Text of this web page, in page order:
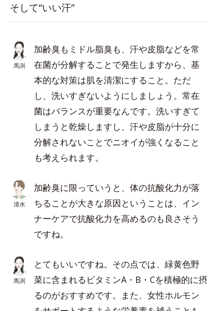
そして“いい汗”
馬渕
加齢臭もミドル脂臭も、汗や皮脂などを常
在菌が分解することで発生しますから、基
本的な対策は肌を清潔にすること。ただ
し、洗いすぎないようにしましょう。常在
菌はバランスが重要なんです。洗いすぎて
しまうと乾燥しますし、汗や皮脂が十分に
分解されないことでニオイが強くなること
も考えられます。
清水
加齢臭に限っていうと、体の抗酸化力が落
ちることが大きな原因ということは、イン
ナーケアで抗酸化力を高めるのも良さそう
ですね。
馬渕
とてもいいですね。その点では、緑黄色野
菜に含まれるビタミンA・B・Cを積極的に摂
るのがおすすめです。また、女性ホルモン